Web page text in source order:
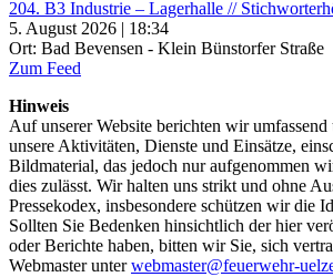
204. B3 Industrie – Lagerhalle //
5. August 2026 | 18:34
Ort: Bad Bevensen - Klein Bünstorfer Straße
Zum Feed
Hinweis
Auf unserer Website berichten wir umfassend
unsere Aktivitäten, Dienste und Einsätze,
Bildmaterial, das jedoch nur aufgenommen
dies zulässt. Wir halten uns strikt und ohne
Pressekodex, insbesondere schützen wir die
Sollten Sie Bedenken hinsichtlich der hier
oder Berichte haben, bitten wir Sie, sich
Webmaster unterwebmaster@feuerwehr-